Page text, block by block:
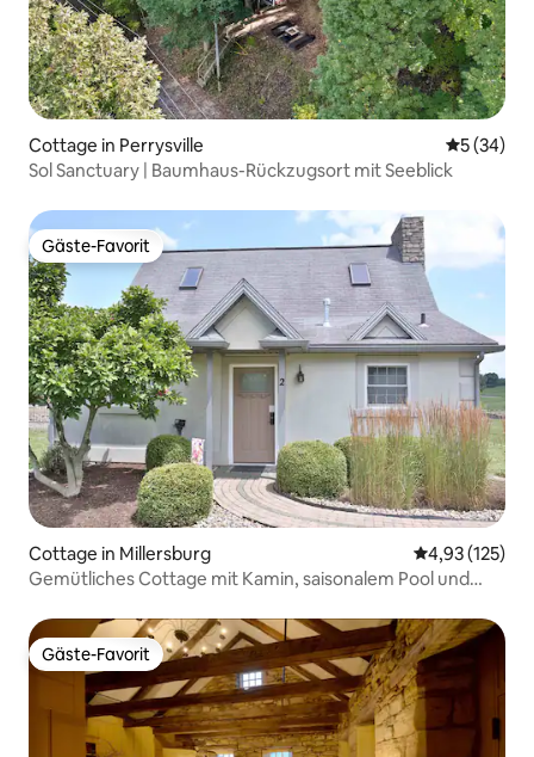
Cottage in Perrysville
5 (34)
Sol Sanctuary | Baumhaus-Rückzugsort mit Seeblick
Gäste-Favorit
Gäste-Favorit
Cottage in Millersburg
4,93 (125)
Gemütliches Cottage mit Kamin, saisonalem Pool und
Gäste-Favorit
Gäste-Favorit